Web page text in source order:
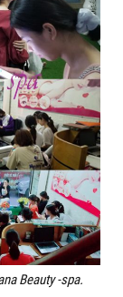
Beauty -spa.